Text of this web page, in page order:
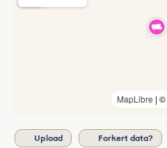
MapLibre | ©
Upload Forkert data?